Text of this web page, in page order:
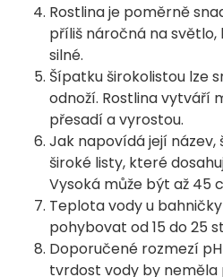
Rostlina je poměrně
příliš náročná na
silné.
Šípatku širokolistou lze
odnoží. Rostlina vytváří
přesadí a vyrostou.
Jak napovídá její
široké listy, které
Vysoká může být až 45
Teplota vody u
pohybovat od 15 do 25
Doporučené rozmezí
tvrdost vody by neměla